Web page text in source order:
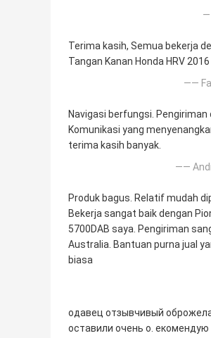
Terima kasih, Semua bekerja
Tangan Kanan Honda HRV
——
Navigasi berfungsi. Pengiriman
Komunikasi yang
terima kasih banyak.
——
Produk bagus. Relatif mudah
Bekerja sangat baik dengan
5700DAB saya. Pengiriman
Australia. Bantuan purna jual
biasa
одавец отзывчивый
оставили очень о. екомендую